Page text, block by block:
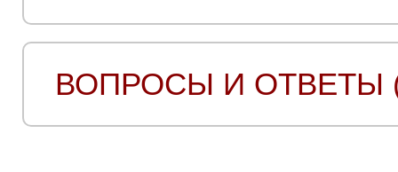
ВОПРОСЫ И ОТВЕТЫ